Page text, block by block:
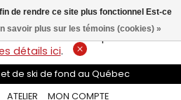
commandes de plus de 74$*.
détails ici.
de ski de fond au Québec
ATELIER MON COMPTE
de rendre ce site plus fonctionnel Est-ce
savoir plus sur les témoins (cookies) »